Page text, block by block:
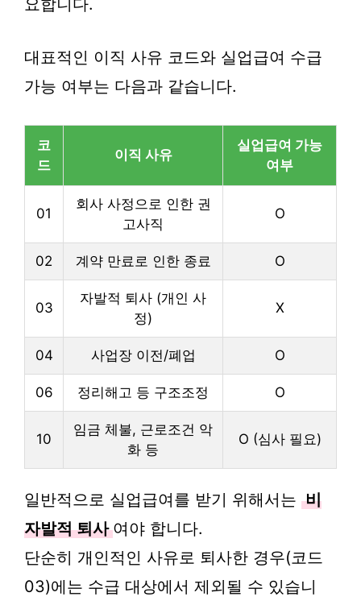
요합니다.
대표적인 이직 사유 코드와 실업급여 수급
가능 여부는 다음과 같습니다.
코
드
이직 사유
실업급여 가능
여부
01
회사 사정으로 인한 권
고사직
O
02 계약 만료로 인한 종료 O
03
자발적 퇴사 (개인 사
정)
X
04 사업장 이전/폐업 O
06 정리해고 등 구조조정 O
10
임금 체불, 근로조건 악
화 등
O (심사 필요)
일반적으로 실업급여를 받기 위해서는 비
자발적 퇴사 여야 합니다.
단순히 개인적인 사유로 퇴사한 경우(코드
03)에는 수급 대상에서 제외될 수 있습니